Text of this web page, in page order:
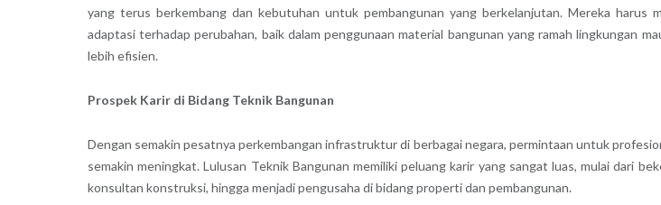
yang terus berkembang dan kebutuhan untuk pembangunan yang berkelanjutan. Mereka harus
adaptasi terhadap perubahan, baik dalam penggunaan material bangunan yang ramah lingkungan
lebih efisien.
Prospek Karir di Bidang Teknik Bangunan
Dengan semakin pesatnya perkembangan infrastruktur di berbagai negara, permintaan untuk
semakin meningkat. Lulusan Teknik Bangunan memiliki peluang karir yang sangat luas, mulai dari
konsultan konstruksi, hingga menjadi pengusaha di bidang properti dan pembangunan.